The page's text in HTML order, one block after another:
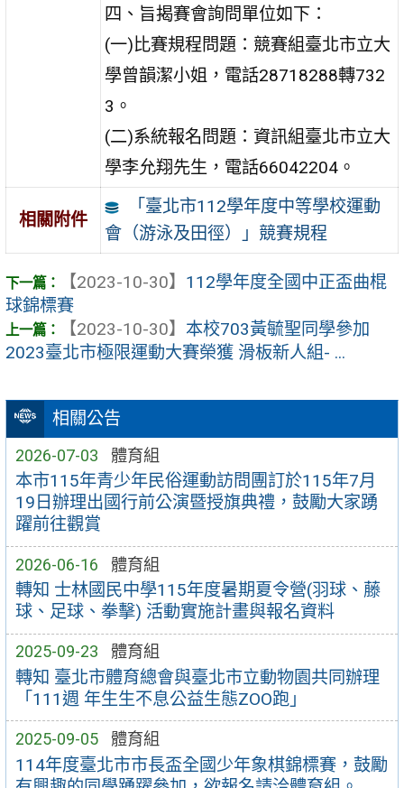
相關公告
2026-07-03 體育組
本市115年青少年民俗運動訪問團訂於115年7月
19日辦理出國行前公演暨授旗典禮，鼓勵大家踴
躍前往觀賞
2026-06-16 體育組
轉知 士林國民中學115年度暑期夏令營(羽球、藤
球、足球、拳擊) 活動實施計畫與報名資料
2025-09-23 體育組
轉知 臺北市體育總會與臺北市立動物園共同辦理
「111週 年生生不息公益生態ZOO跑」
2025-09-05 體育組
114年度臺北市市長盃全國少年象棋錦標賽，鼓勵
四、旨揭賽會詢問單位如下：
(一)比賽規程問題：競賽組臺北市立大
學曾韻潔小姐，電話28718288轉732
3。
(二)系統報名問題：資訊組臺北市立大
學李允翔先生，電話66042204。
相關附件
「臺北市112學年度中等學校運動
會（游泳及田徑）」競賽規程
【2023-10-30】 112學年度全國中正盃曲棍
球錦標賽
【2023-10-30】 本校703黃毓聖同學參加
2023臺北市極限運動大賽榮獲 滑板新人組- ...